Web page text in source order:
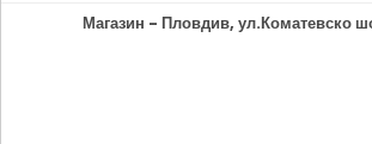
Магазин - Пловдив, ул.Коматевско